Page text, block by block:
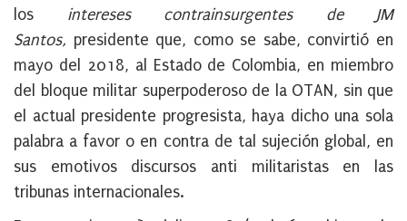
los intereses contrainsurgentes de JM
Santos, presidente que, como se sabe, convirtió en
mayo del 2018, al Estado de Colombia, en miembro
del bloque militar superpoderoso de la OTAN, sin que
el actual presidente progresista, haya dicho una sola
palabra a favor o en contra de tal sujeción global, en
sus emotivos discursos anti militaristas en las
tribunas internacionales.